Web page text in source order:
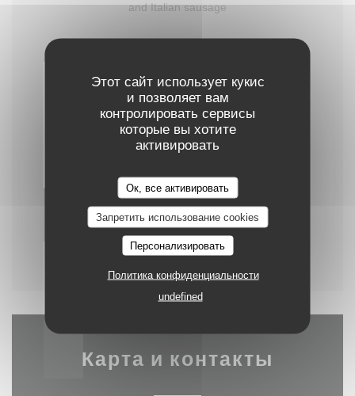
Этот сайт использует кукис
и позволяет вам
контролировать сервисы
которые вы хотите
активировать
Ок, все активировать
Запретить использование cookies
Персонализировать
Политика конфиденциальности
undefined
and Italian sausage
Teriyaki chicken
with roasted potatoes & fresh salad
PIZZA OF THE WEEK (Monday - Friday)
Tomato, mozzarella, Milano salami, black olives &
buffalo mozzarella
Карта и контакты